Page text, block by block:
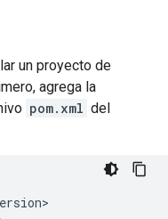
un proyecto de
agrega la
pom.xml del